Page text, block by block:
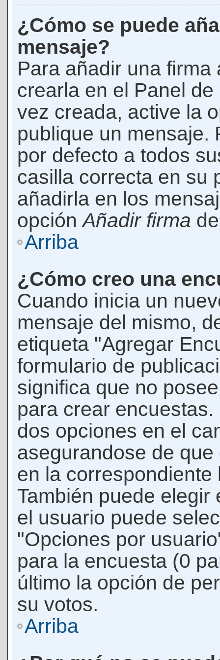
¿Cómo se puede
mensaje?
Para añadir una
crearla en el Panel
vez creada, active la
publique un mensaje.
por defecto a todos
casilla correcta en su
añadirla en los
opciónAñadir firma
Arriba
¿Cómo creo una
Cuando inicia un
mensaje del mismo,
etiqueta "Agregar
formulario de
significa que no
para crear
dos opciones en el
asegurandose de
en la
También puede
el usuario puede
"Opciones por
para la encuesta (0
último la opción de
su votos.
Arriba